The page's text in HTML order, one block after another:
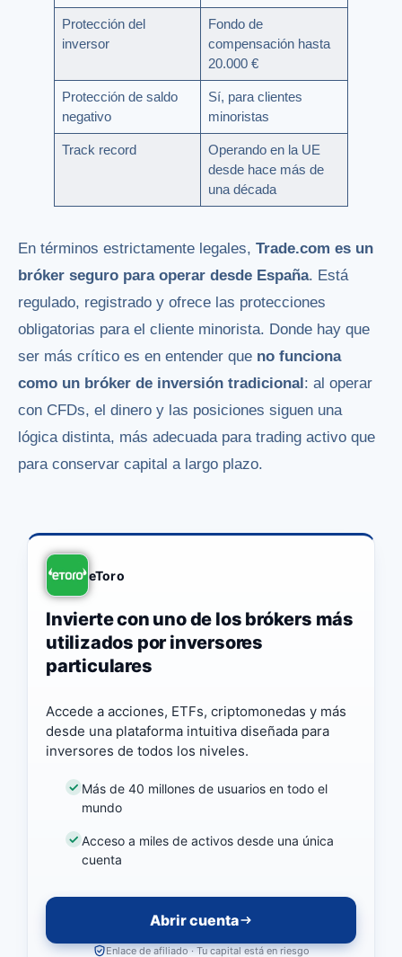
Protección del
inversor
Fondo de
compensación hasta
20.000 €
Protección de saldo
negativo
Sí, para clientes
minoristas
Track record
Operando en la UE
desde hace más de
una década
En términos estrictamente legales, Trade.com es un
bróker seguro para operar desde España. Está
regulado, registrado y ofrece las protecciones
obligatorias para el cliente minorista. Donde hay que
ser más crítico es en entender que no funciona
como un bróker de inversión tradicional : al operar
con CFDs, el dinero y las posiciones siguen una
lógica distinta, más adecuada para trading activo que
para conservar capital a largo plazo.
eToro
Invierte con uno de los brókers más
utilizados por inversores
particulares
Accede a acciones, ETFs, criptomonedas y más
desde una plataforma intuitiva diseñada para
inversores de todos los niveles.
Más de 40 millones de usuarios en todo el
mundo
Acceso a miles de activos desde una única
cuenta
Abrir cuenta
Enlace de afiliado · Tu capital está en riesgo